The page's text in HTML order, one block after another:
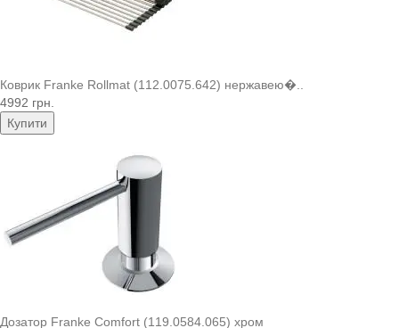
Коврик Franke Rollmat (112.0075.642) нержавею�..
4992 грн.
Купити
Дозатор Franke Comfort (119.0584.065) хром